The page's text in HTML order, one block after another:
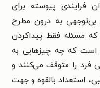
فرایندی پیوسته برای
بی‌توجهی به درون مطرح
مسئله فقط پیدا‌کردن
که چه چیزهایی به
فرد را متوقف می‌کنند و
استعداد بالقوه و جهت